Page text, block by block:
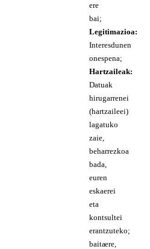
ere
bai;
Legitimazioa:
Interesdunen
onespena;
Hartzaileak:
Datuak
hirugarrenei
(hartzaileei)
lagatuko
zaie,
beharrezkoa
bada,
euren
eskaerei
eta
kontsultei
erantzuteko;
baita ere,